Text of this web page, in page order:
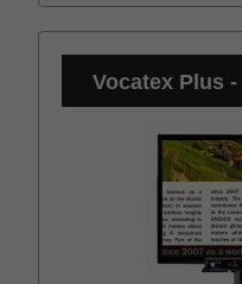
Vocatex Plus